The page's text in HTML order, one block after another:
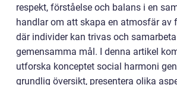
respekt, förståelse och balans i en
handlar om att skapa en atmosfär av
där individer kan trivas och
gemensamma mål. I denna artikel
utforska konceptet social harmoni
grundlig översikt, presentera olika